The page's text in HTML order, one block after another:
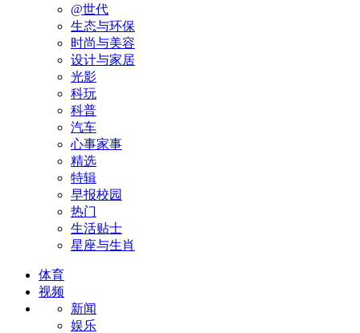
@世代
生态与环保
时尚与美容
设计与家居
光影
科玩
科普
汽车
心事家事
精选
特辑
早报校园
热门
生活贴士
星座与生肖
体育
视频
新闻
娱乐